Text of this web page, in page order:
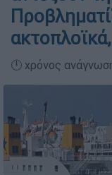
🕛 χρόνος